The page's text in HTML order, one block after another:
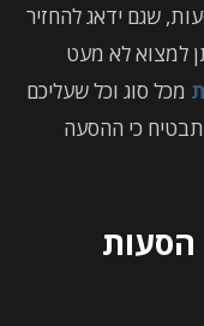
שגם ידאג להחזיר
למצוא לא מעט
מכל סוג וכל שעליכם
כי ההסעה